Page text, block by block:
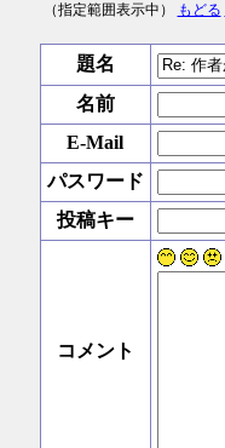
（指定範囲表示中） もどる
題名
名前
E-Mail
パスワード
投稿キー
コメント